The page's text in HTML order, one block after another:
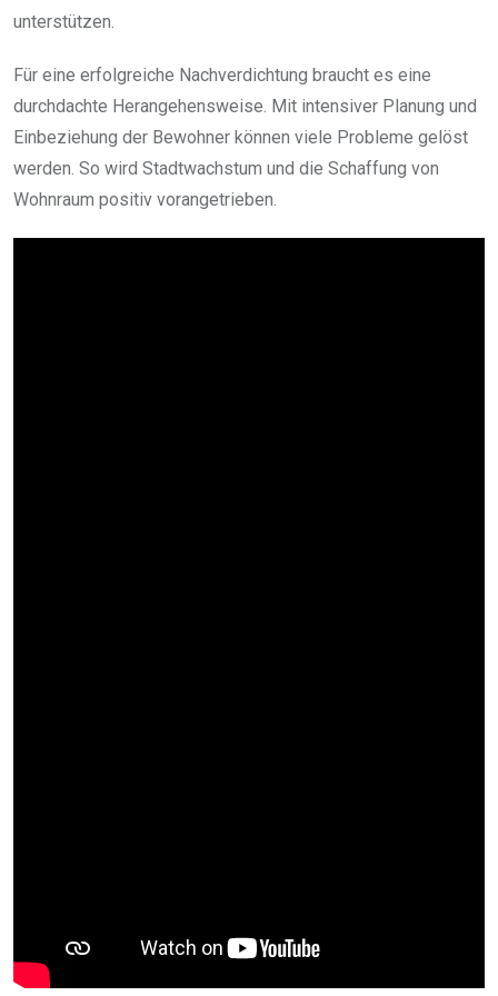
unterstützen.
Für eine erfolgreiche Nachverdichtung braucht es eine
durchdachte Herangehensweise. Mit intensiver Planung und
Einbeziehung der Bewohner können viele Probleme gelöst
werden. So wird Stadtwachstum und die Schaffung von
Wohnraum positiv vorangetrieben.